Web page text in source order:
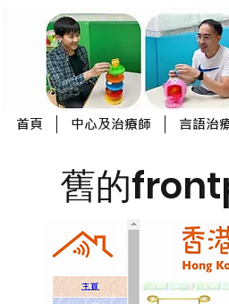
首頁 中心及治療師 言語治
舊的